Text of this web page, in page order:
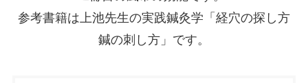
参考書籍は上池先生の実践鍼灸学「経穴の探し方
鍼の刺し方」です。